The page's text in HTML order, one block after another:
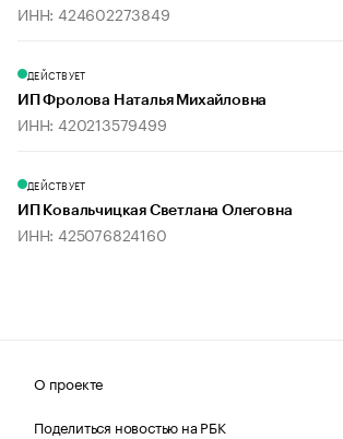
ИНН: 424602273849
ДЕЙСТВУЕТ
ИП Фролова Наталья Михайловна
ИНН: 420213579499
ДЕЙСТВУЕТ
ИП Ковальчицкая Светлана Олеговна
ИНН: 425076824160
О проекте
Поделиться новостью на РБК